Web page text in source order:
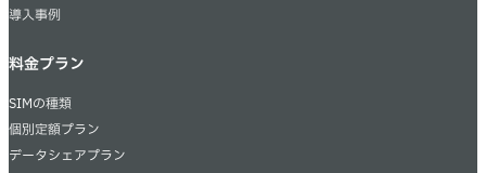
導入事例
料金プラン
SIMの種類
個別定額プラン
データシェアプラン